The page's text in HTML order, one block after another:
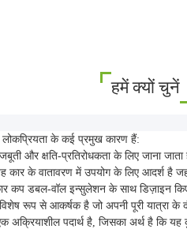
हमें क्यों चुनें
के कई प्रमुख कारण हैं:
और क्षति-प्रतिरोधकता के लिए जाना
कार के वातावरण में उपयोग के लिए आदर्श है
कप डबल-वॉल इन्सुलेशन के साथ डिज़ाइन
रूप से आकर्षक है जो अपनी पूरी यात्रा के
अक्रियाशील पदार्थ है, जिसका अर्थ है कि यह